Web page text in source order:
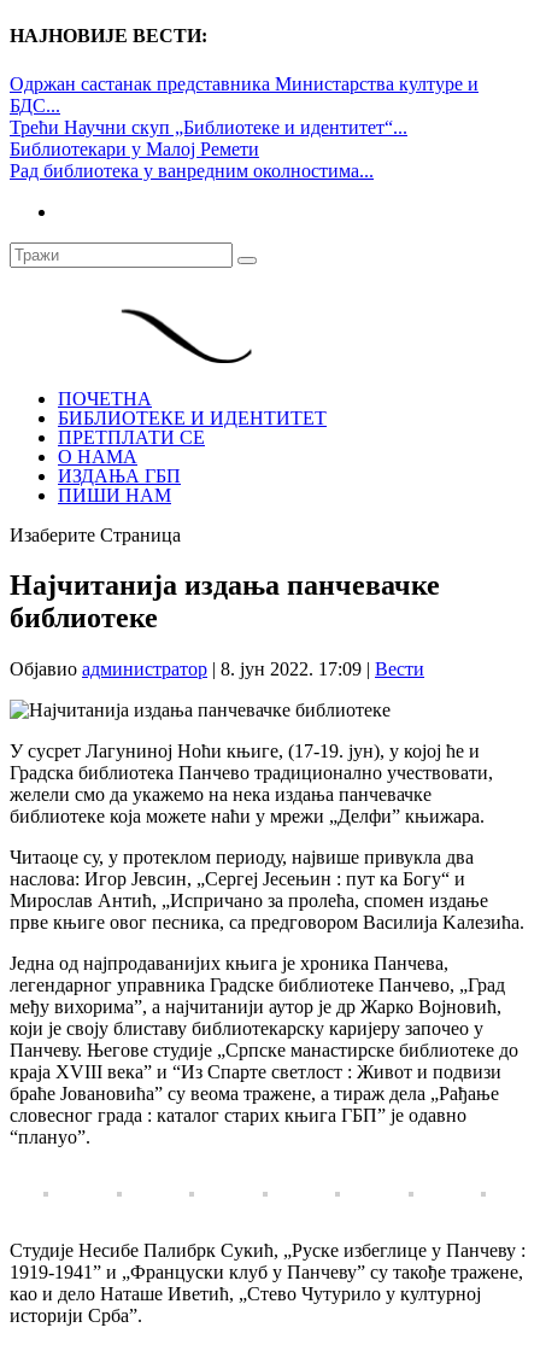
НАЈНОВИЈЕ ВЕСТИ:
Одржан састанак представника Министарства културе и
БДС...
Трећи Научни скуп „Библиотеке и идентитет“...
Библиотекари у Малој Ремети
Рад библиотека у ванредним околностима...
ПОЧЕТНА
БИБЛИОТЕКЕ И ИДЕНТИТЕТ
ПРЕТПЛАТИ СЕ
О НАМА
ИЗДАЊА ГБП
ПИШИ НАМ
Изаберите Страница
Најчитанија издања панчевачке
библиотеке
Објавио администратор | 8. јун 2022. 17:09 | Вести
У сусрет Лагуниној Ноћи књиге, (17-19. јун), у којој ће и
Градска библиотека Панчево традиционално учествовати,
желели смо да укажемо на нека издања панчевачке
библиотеке која можете наћи у мрежи „Делфи” књижара.
Читаоце су, у протеклом периоду, највише привукла два
наслова: Игор Јевсин, „Сергеј Јесењин : пут ка Богу“ и
Мирослав Антић, „Испричано за пролећа, спомен издање
прве књиге овог песника, са предговором Василија Kалезића.
Једна од најпродаванијих књига је хроника Панчева,
легендарног управника Градске библиотеке Панчево, „Град
међу вихорима”, а најчитанији аутор је др Жарко Војновић,
који је своју блиставу библиотекарску каријеру започео у
Панчеву. Његове студије „Српске манастирске библиотеке до
краја XVIII века” и “Из Спарте светлост : Живот и подвизи
браће Јовановића” су веома тражене, а тираж дела „Рађање
словесног града : каталог старих књига ГБП” је одавно
“плануо”.
Студије Несибе Палибрк Сукић, „Руске избеглице у Панчеву :
1919-1941” и „Француски клуб у Панчеву” су такође тражене,
као и дело Наташе Иветић, „Стево Чутурило у културној
историји Срба”.